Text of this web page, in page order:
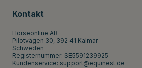
Kontakt
Horseonline AB
Pilotvägen 30, 392 41 Kalmar
Schweden
Registernummer: SE5591239925
Kundenservice: support@equinest.de